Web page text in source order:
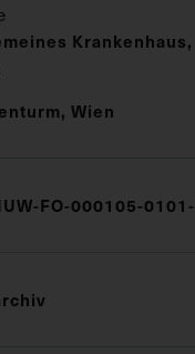
Krankenhaus,
Wien
FO-000105-